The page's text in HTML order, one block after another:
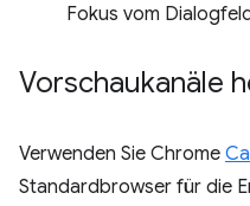
Fokus vom
Vorschaukanäle
Verwenden Sie Chrome
Standardbrowser für die